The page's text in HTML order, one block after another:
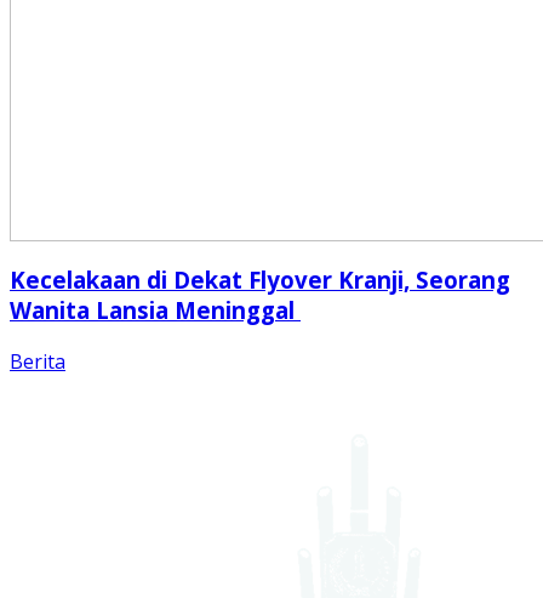
Kecelakaan di Dekat Flyover Kranji, Seorang
Wanita Lansia Meninggal
Berita